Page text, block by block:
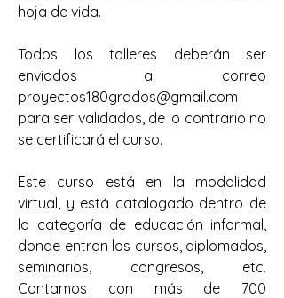
hoja de vida.
Todos los talleres deberán ser
enviados al correo
proyectos180grados@gmail.com
para ser validados, de lo contrario no
se certificará el curso.
Este curso está en la modalidad
virtual, y está catalogado dentro de
la categoría de educación informal,
donde entran los cursos, diplomados,
seminarios, congresos, etc.
Contamos con más de 700